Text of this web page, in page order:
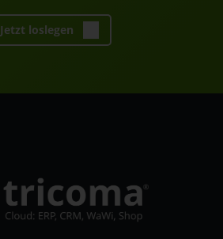
Jetzt loslegen